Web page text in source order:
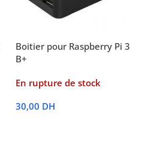
Boitier pour Raspberry Pi 3
B+
En rupture de stock
30,00 DH